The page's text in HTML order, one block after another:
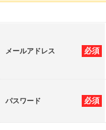
必須
メールアドレス
必須
パスワード